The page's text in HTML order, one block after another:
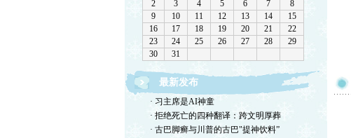
最新发布
· 习主席是AI神童
· 拒绝死亡的四种翻译：跨文明厚葬
· 古巴脚癣与川普的古巴"提神饮料”